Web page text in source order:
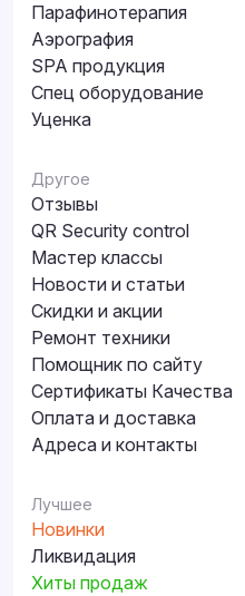
Парафинотерапия
Аэрография
SPA продукция
Спец оборудование
Уценка
Другое
Отзывы
QR Security control
Мастер классы
Новости и статьи
Скидки и акции
Ремонт техники
Помощник по сайту
Сертификаты Качества
Оплата и доставка
Адреса и контакты
Лучшее
Новинки
Ликвидация
Хиты продаж